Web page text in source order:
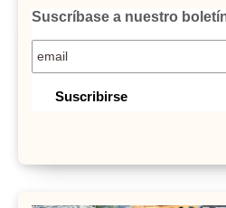
Suscríbase a nuestro